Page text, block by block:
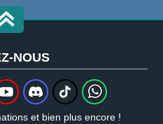
NOUS
et bien plus encore !